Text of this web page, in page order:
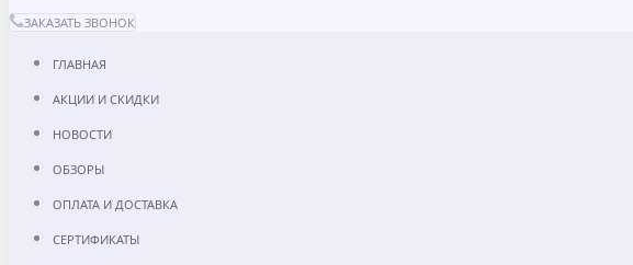
ЗАКАЗАТЬ ЗВОНОК
ГЛАВНАЯ
АКЦИИ И СКИДКИ
НОВОСТИ
ОБЗОРЫ
ОПЛАТА И ДОСТАВКА
СЕРТИФИКАТЫ